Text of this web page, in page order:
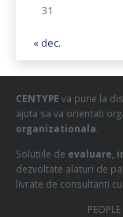
31
« dec.
CENTYPE va pune la
ajuta sa va orientati
organizationala.
Solutiile de evaluare,
dezvoltate alaturi de
livrate de consultanti